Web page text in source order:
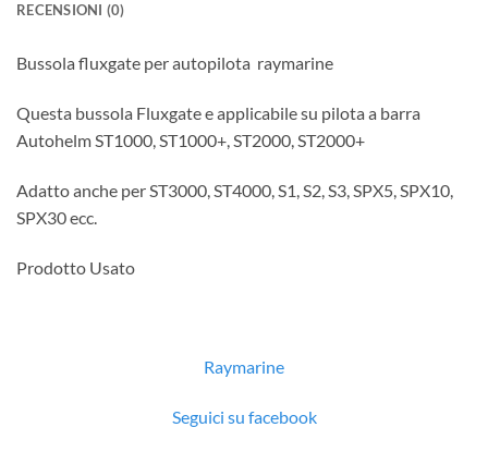
RECENSIONI (0)
Bussola fluxgate per autopilota raymarine
Questa bussola Fluxgate e applicabile su pilota a barra
Autohelm ST1000, ST1000+, ST2000, ST2000+
Adatto anche per ST3000, ST4000, S1, S2, S3, SPX5, SPX10,
SPX30 ecc.
Prodotto Usato
Raymarine
Seguici su facebook